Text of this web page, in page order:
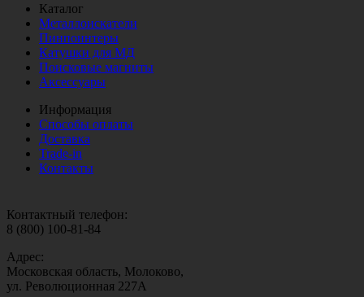
Каталог
Металлоискатели
Пинпоинтеры
Катушки для МД
Поисковые магниты
Аксессуары
Информация
Способы оплаты
Доставка
Trade-in
Контакты
Контактный телефон:
8 (800) 100-81-84
Адрес:
Московская область, Молоково,
ул. Революционная 227А